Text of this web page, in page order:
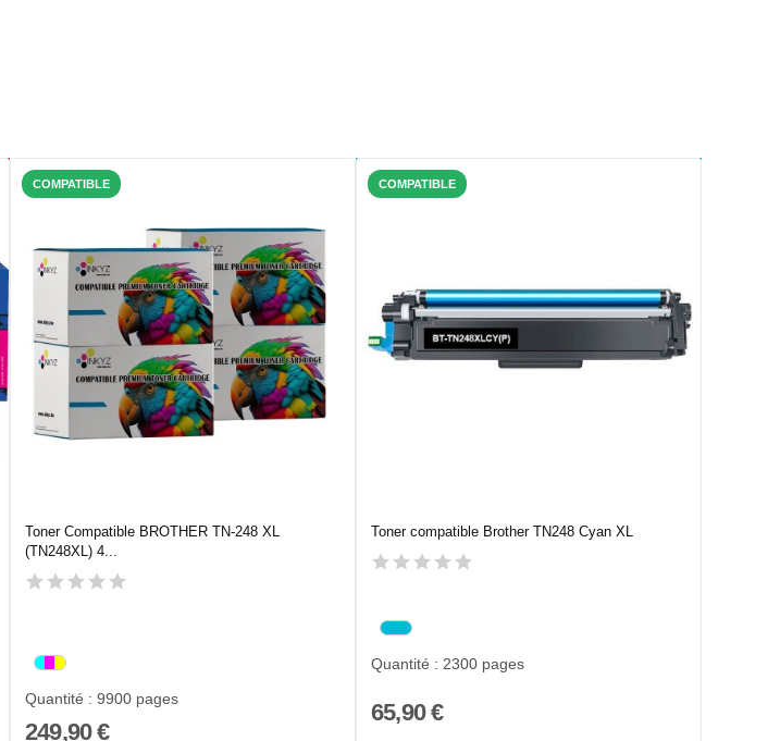
COMPATIBLE
Toner Compatible BROTHER TN-248 XL
(TN248XL) 4...
Quantité : 9900 pages
249,90 €
COMPATIBLE
Toner compatible Brother TN248 Cyan XL
Quantité : 2300 pages
65,90 €